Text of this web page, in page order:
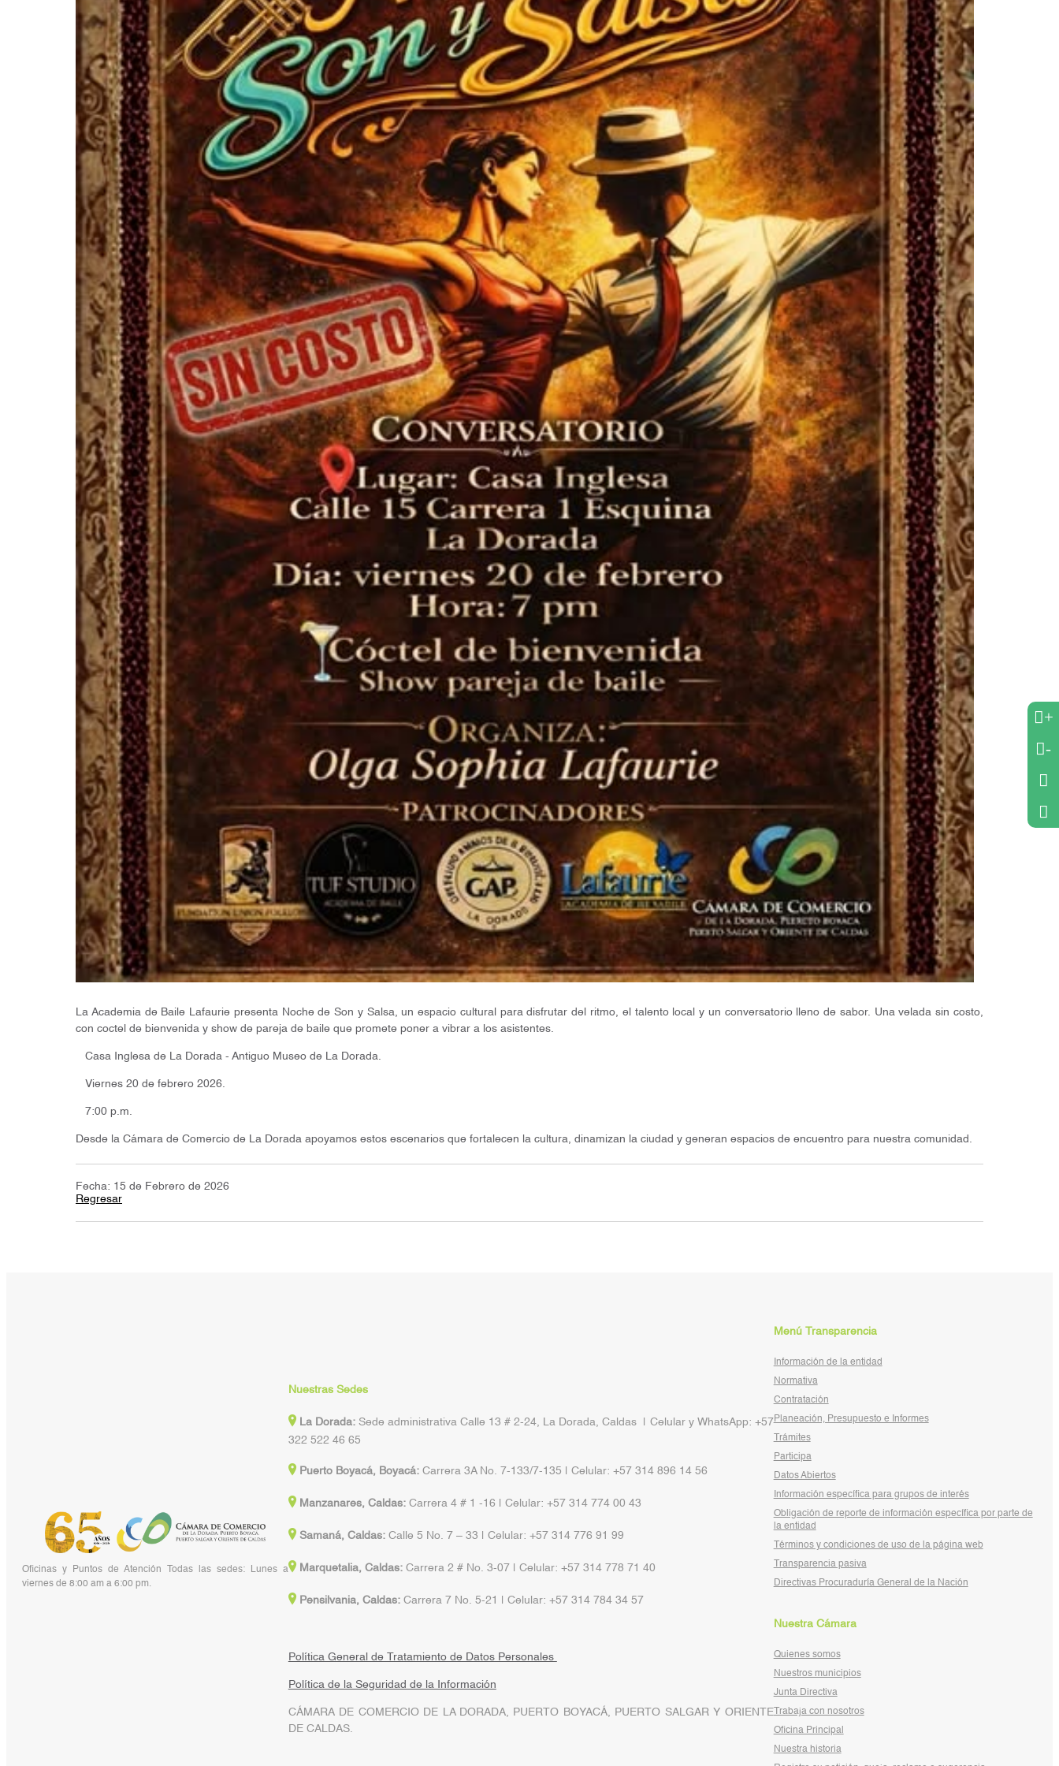
La Academia de Baile Lafaurie presenta Noche de Son y Salsa, un espacio cultural para disfrutar del ritmo, el talento local y un conversatorio lleno de sabor. Una velada sin costo,
con coctel de bienvenida y show de pareja de baile que promete poner a vibrar a los asistentes.
Casa Inglesa de La Dorada - Antiguo Museo de La Dorada.
Viernes 20 de febrero 2026.
7:00 p.m.
Desde la Cámara de Comercio de La Dorada apoyamos estos escenarios que fortalecen la cultura, dinamizan la ciudad y generan espacios de encuentro para nuestra comunidad.
Fecha: 15 de Febrero de 2026
Regresar
+
-
Oficinas y Puntos de Atención Todas las sedes: Lunes a
viernes de 8:00 am a 6:00 pm.
Nuestras Sedes
La Dorada:Sede administrativa Calle 13 # 2-24, La Dorada, Caldas | Celular y WhatsApp: +57
322 522 46 65
Puerto Boyacá, Boyacá:Carrera 3A No. 7-133/7-135 | Celular: +57 314 896 14 56
Manzanares, Caldas:Carrera 4 # 1 -16 | Celular: +57 314 774 00 43
Samaná, Caldas: Calle 5 No. 7 – 33 | Celular: +57 314 776 91 99
Marquetalia, Caldas:Carrera 2 # No. 3-07 | Celular: +57 314 778 71 40
Pensilvania, Caldas:Carrera 7 No. 5-21 | Celular: +57 314 784 34 57
Política General de Tratamiento de Datos Personales
Política de la Seguridad de la Información
CÁMARA DE COMERCIO DE LA DORADA, PUERTO BOYACÁ, PUERTO SALGAR Y ORIENTE
DE CALDAS.
Menú Transparencia
Información de la entidad
Normativa
Contratación
Planeación, Presupuesto e Informes
Trámites
Participa
Datos Abiertos
Información específica para grupos de interés
Obligación de reporte de información específica por parte de
la entidad
Términos y condiciones de uso de la página web
Transparencia pasiva
Directivas Procuraduría General de la Nación
Nuestra Cámara
Quienes somos
Nuestros municipios
Junta Directiva
Trabaja con nosotros
Oficina Principal
Nuestra historia